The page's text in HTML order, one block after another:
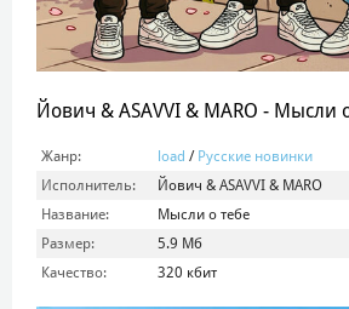
Йович & ASAVVI & MARO - Мысли
Жанр: load / Русские новинки
Исполнитель:
Йович & ASAVVI & MARO
Название:
Мысли о тебе
Размер:
5.9 Мб
Качество:
320 кбит